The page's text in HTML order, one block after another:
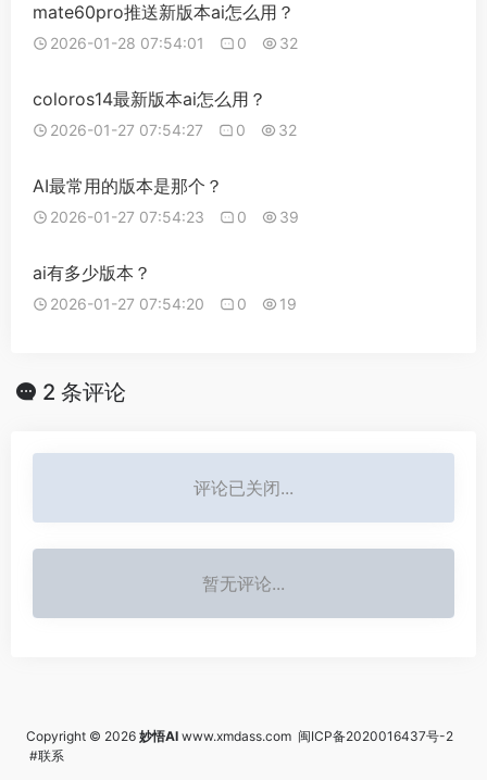
mate60pro推送新版本ai怎么用？
2026-01-28 07:54:01 0 32
coloros14最新版本ai怎么用？
2026-01-27 07:54:27 0 32
AI最常用的版本是那个？
2026-01-27 07:54:23 0 39
ai有多少版本？
2026-01-27 07:54:20 0 19
2 条评论
评论已关闭...
暂无评论...
Copyright © 2026 妙悟AI www.xmdass.com 闽ICP备2020016437号-2
#联系